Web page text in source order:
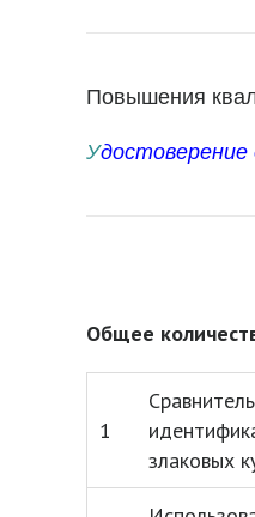
Повышения
У
Общее
1
злаковых